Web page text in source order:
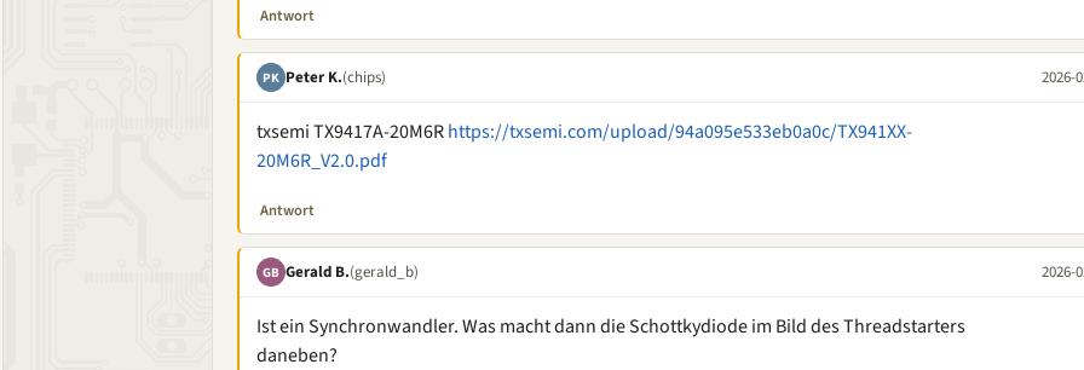
Antwort
PK Peter K.(chips) 2026-
txsemi TX9417A-20M6Rhttps://txsemi.com/upload/94a095e533eb0a0c/TX941XX-
20M6R_V2.0.pdf
Antwort
GB Gerald B.(gerald_b) 2026-
Ist ein Synchronwandler. Was macht dann die Schottkydiode im Bild des Threadstarters
daneben?